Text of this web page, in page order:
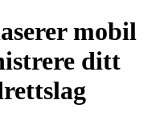
mobil
ditt